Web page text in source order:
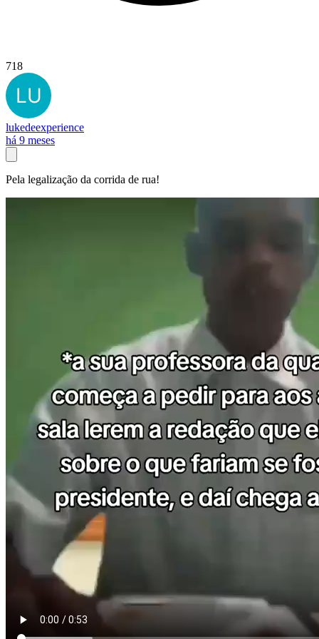
718
lukedeexperience
há 9 meses
Pela legalização da corrida de rua!